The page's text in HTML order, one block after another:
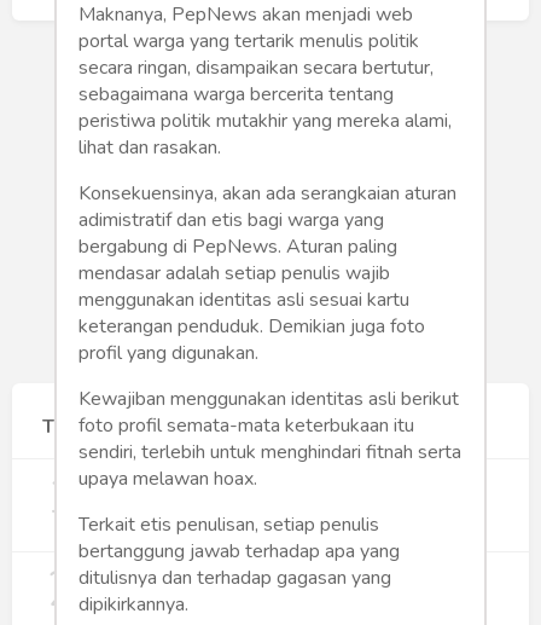
Terpopuler
1 Gerakan Sehat Berbasis Pesantren:
Keperawatan Medikal Bedah UNIMUS di
Pondok Pesantren Putra UNIMUS
Semarang
355
2 MBG dan Perannya dalam Perluasan
Lapangan Kerja
Maknanya, PepNews akan menjadi web
portal warga yang tertarik menulis politik
secara ringan, disampaikan secara bertutur,
sebagaimana warga bercerita tentang
peristiwa politik mutakhir yang mereka alami,
lihat dan rasakan.
Konsekuensinya, akan ada serangkaian aturan
adimistratif dan etis bagi warga yang
bergabung di PepNews. Aturan paling
mendasar adalah setiap penulis wajib
menggunakan identitas asli sesuai kartu
keterangan penduduk. Demikian juga foto
profil yang digunakan.
Kewajiban menggunakan identitas asli berikut
foto profil semata-mata keterbukaan itu
sendiri, terlebih untuk menghindari fitnah serta
upaya melawan hoax.
Terkait etis penulisan, setiap penulis
bertanggung jawab terhadap apa yang
ditulisnya dan terhadap gagasan yang
dipikirkannya.